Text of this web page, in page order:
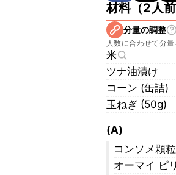
材料（2人前
分量の調整
人数に合わせて分
米
ツナ油漬け
コーン (缶詰)
玉ねぎ (50g)
(A)
コンソメ顆粒
オーマイ ピ